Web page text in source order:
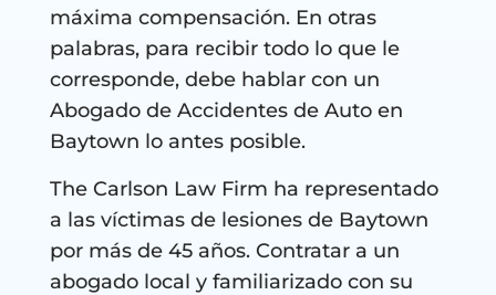
máxima compensación. En otras
palabras, para recibir todo lo que le
corresponde, debe hablar con un
Abogado de Accidentes de Auto en
Baytown lo antes posible.
The Carlson Law Firm ha representado
a las víctimas de lesiones de Baytown
por más de 45 años. Contratar a un
abogado local y familiarizado con su